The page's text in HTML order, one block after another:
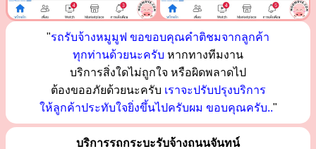
"รถรับจ้างหมูมูฟ ขอขอบคุณคำติชมจากลูกค้า
ทุกท่านด้วยนะครับ หากทางทีมงาน
บริการสิ่งใดไม่ถูกใจ หรือผิดพลาดไป
ต้องขออภัยด้วยนะครับ เราจะปรับปรุงบริการ
ให้ลูกค้าประทับใจยิ่งขึ้นไปครับผม ขอบคุณครับ.."
บริการรถกระบะรับจ้างถนนจันทน์